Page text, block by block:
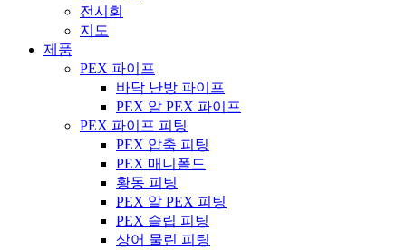
전시회
지도
제품
PEX 파이프
바닥 난방 파이프
PEX 알 PEX 파이프
PEX 파이프 피팅
PEX 압축 피팅
PEX 매니폴드
황동 피팅
PEX 알 PEX 피팅
PEX 슬립 피팅
상어 물린 피팅